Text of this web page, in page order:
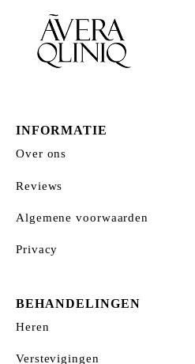
INFORMATIE
Over ons
Reviews
Algemene voorwaarden
Privacy
BEHANDELINGEN
Heren
Verstevigingen